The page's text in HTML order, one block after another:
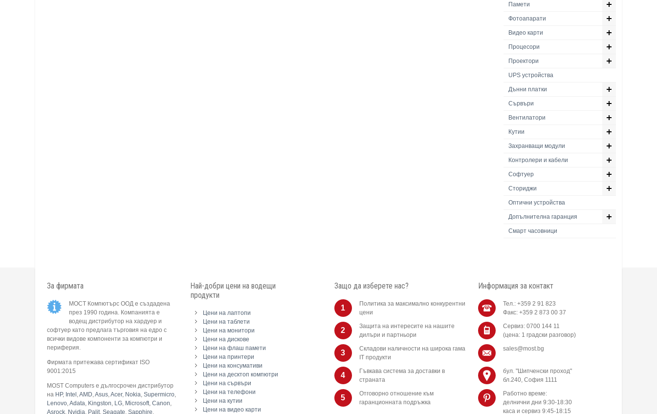
Памети
Фотоапарати
Видео карти
Процесори
Проектори
UPS устройства
Дънни платки
Сървъри
Вентилатори
Кутии
Захранващи модули
Контролери и кабели
Софтуер
Сториджи
Оптични устройства
Допълнителна гаранция
Смарт часовници
За фирмата
МОСТ Компютърс ООД е създадена
през 1990 година. Компанията е
водещ дистрибутор на хардуер и
софтуер като предлага търговия на едро с
всички видове компоненти за компютри и
периферия.
Фирмата притежава сертификат ISO
9001:2015
MOST Computers е дългосрочен дистрибутор
на HP, Intel ,AMD,Asus,Acer, Nokia, Supermicro,
Lenovo,Adata, Kingston, LG, Microsoft, Canon,
Asrock, Nvidia, Palit, Seagate, Sapphire,
Най-добри цени на водещи
продукти
Цени на лаптопи
Цени на таблети
Цени на монитори
Цени на дискове
Цени на флаш памети
Цени на принтери
Цени на консумативи
Цени на десктоп компютри
Цени на сървъри
Цени на телефони
Цени на кутии
Цени на видео карти
Защо да изберете нас?
1
Политика за максимално конкурентни
цени
2
Защита на интересите на нашите
дилъри и партньори
3
Складови наличности на широка гама
IT продукти
4
Гъвкава система за доставки в
страната
5
Отговорно отношение към
гаранционната подръжка
Информация за контакт
Тел.: +359 2 91 823
Факс: +359 2 873 00 37
Сервиз: 0700 144 11
(цена: 1 градски разговор)
sales@most.bg
бул. "Шипченски проход"
бл.240, София 1111
Работно време:
делнични дни 9:30-18:30
каса и сервиз 9:45-18:15